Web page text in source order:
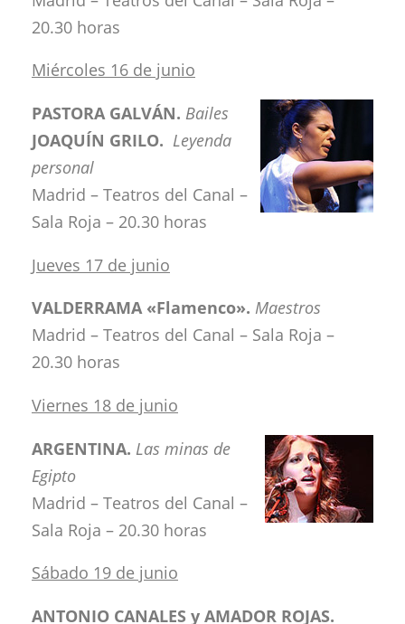
20.30 horas
Miércoles 16 de junio
PASTORA GALVÁN. Bailes
JOAQUÍN GRILO. Leyenda
personal
Madrid – Teatros del Canal –
Sala Roja – 20.30 horas
Jueves 17 de junio
VALDERRAMA «Flamenco». Maestros
Madrid – Teatros del Canal – Sala Roja –
20.30 horas
Viernes 18 de junio
ARGENTINA. Las minas de
Egipto
Madrid – Teatros del Canal –
Sala Roja – 20.30 horas
Sábado 19 de junio
ANTONIO CANALES y AMADOR ROJAS.